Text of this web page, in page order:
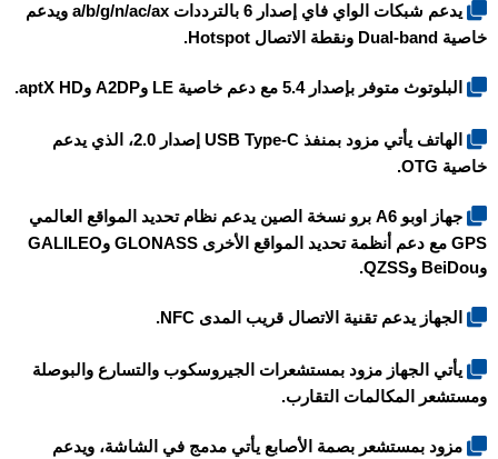
يدعم شبكات الواي فاي إصدار 6 بالترددات a/b/g/n/ac/ax ويدعم
خاصية Dual-band ونقطة الاتصال Hotspot.
البلوتوث متوفر بإصدار 5.4 مع دعم خاصية LE وA2DP وaptX HD.
الهاتف يأتي مزود بمنفذ USB Type-C إصدار 2.0، الذي يدعم
خاصية OTG.
جهاز اوبو A6 برو نسخة الصين
يدعم نظام تحديد المواقع العالمي
GPS مع دعم أنظمة تحديد المواقع الأخرى GLONASS وGALILEO
وBeiDou وQZSS.
الجهاز يدعم تقنية الاتصال قريب المدى NFC.
يأتي الجهاز مزود بمستشعرات الجيروسكوب والتسارع والبوصلة
ومستشعر المكالمات التقارب.
مزود بمستشعر بصمة الأصابع يأتي مدمج في الشاشة، ويدعم